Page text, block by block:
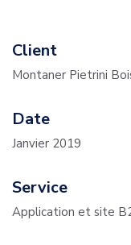
Client
Montaner Pietrini
Date
Janvier 2019
Service
Application et site